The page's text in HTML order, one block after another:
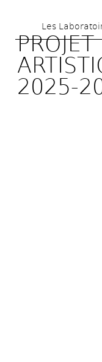
au
Les
PROJET
2025-